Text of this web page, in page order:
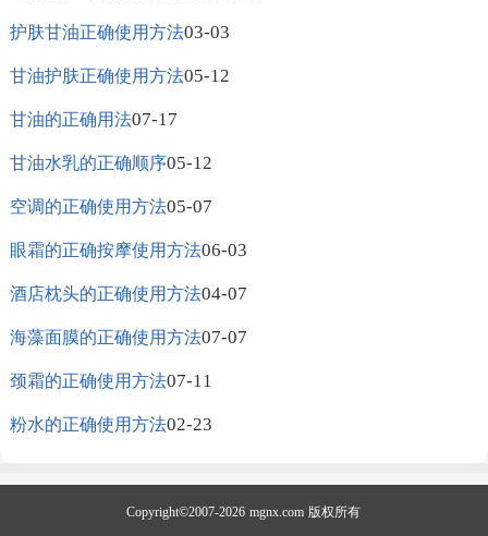
护肤甘油正确使用方法03-03
甘油护肤正确使用方法05-12
甘油的正确用法07-17
甘油水乳的正确顺序05-12
空调的正确使用方法05-07
眼霜的正确按摩使用方法06-03
酒店枕头的正确使用方法04-07
海藻面膜的正确使用方法07-07
颈霜的正确使用方法07-11
粉水的正确使用方法02-23
Copyright©2007-2026 mgnx.com 版权所有